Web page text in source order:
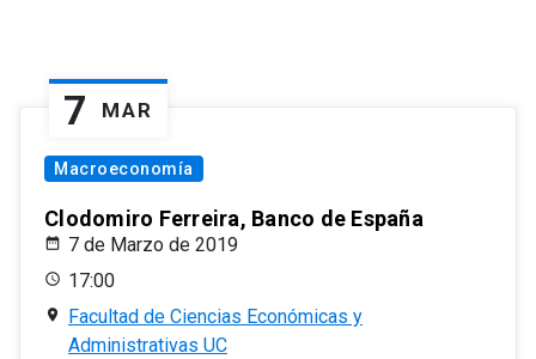
7 MAR
Macroeconomía
Clodomiro Ferreira, Banco de España
7 de Marzo de 2019
17:00
Facultad de Ciencias Económicas y
Administrativas UC